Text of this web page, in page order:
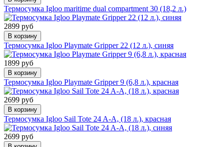
Термосумка Igloo maritime dual compartment 30 (18,2 л.)
2899 руб
В корзину
Термосумка Igloo Playmate Gripper 22 (12 л.), синяя
1899 руб
В корзину
Термосумка Igloo Playmate Gripper 9 (6,8 л.), красная
2699 руб
В корзину
Термосумка Igloo Sail Tote 24 A-A, (18 л.), красная
2699 руб